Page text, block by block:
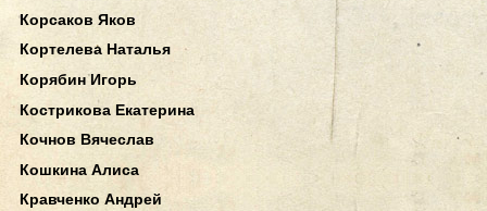
Корсаков Яков
Кортелева Наталья
Корябин Игорь
Кострикова Екатерина
Кочнов Вячеслав
Кошкина Алиса
Кравченко Андрей